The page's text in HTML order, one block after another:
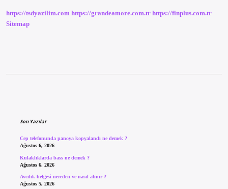
https://tsdyazilim.com https://grandeamore.com.tr https://finplus.com.tr
Sitemap
Son Yazılar
Cep telefonunda panoya kopyalandı ne demek ?
Ağustos 6, 2026
Kulaklıklarda bass ne demek ?
Ağustos 6, 2026
Avcılık belgesi nereden ve nasıl alınır ?
Ağustos 5, 2026